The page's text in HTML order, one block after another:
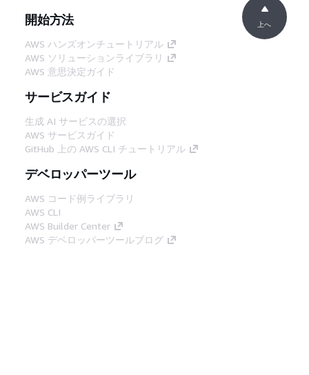
開始方法
AWS ハンズオンチュートリアル
AWS ソリューションライブラリ
AWS 意思決定ガイド
サービスガイド
生成 AI サービスの選択
AWS サービスガイド
GitHub 上の AWS CLI チュートリアル
デベロッパーツール
AWS コード例ライブラリ
AWS CLI
AWS Builder Center
AWS デベロッパーツールブログ
上へ